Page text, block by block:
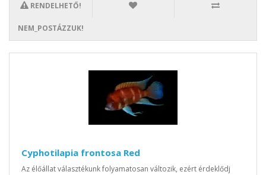
RENDELHETŐ!
NEM_POSTÁZZUK!
Cyphotilapia frontosa Red
Az élőállat választékunk folyamatosan változik, ezért érdeklődj